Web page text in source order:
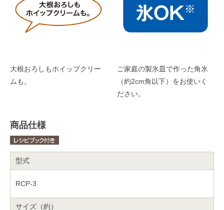
大根おろしもホイップクリー
ムも。
ご家庭の製氷皿で作った角氷
（約2cm角以下）をお使いく
ださい。
商品仕様
型式
RCP-3
サイズ（約）